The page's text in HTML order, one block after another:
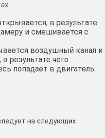
в результате
и смешивается с
воздушный канал и
результате чего
попадает в двигатель.
на следующих